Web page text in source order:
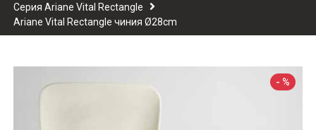
Серия Ariane Vital Rectangle
Ariane Vital Rectangle чиния Ø28cm
- %